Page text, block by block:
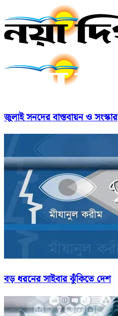
জুলাই সনদের বাস্তবায়ন ও সংস্কার
বড় ধরনের সাইবার ঝুঁকিতে দেশ